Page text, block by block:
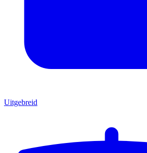
Uitgebreid